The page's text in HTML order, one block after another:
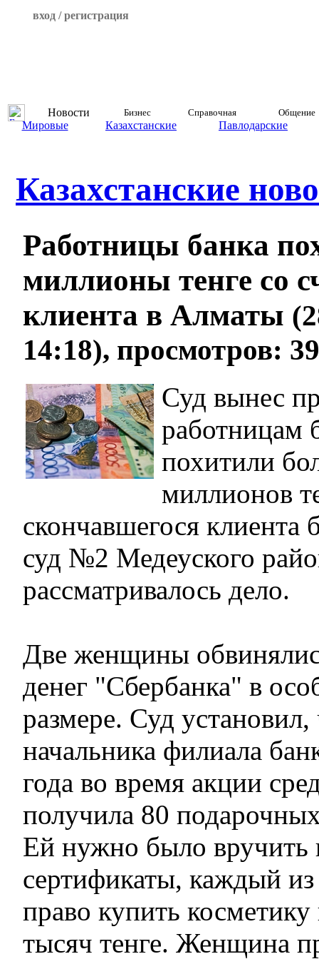
вход / регистрация
Новости Бизнес Справочная Общение
Мировые Казахстанские Павлодарские
Казахстанские
Работницы банка
миллионы тенге со
клиента в Алматы
14:18), просмотров:
Суд вынес
работницам
похитили
миллионов
скончавшегося клиента
суд №2 Медеуского
рассматривалось дело.
Две женщины
денег "Сбербанка" в
размере. Суд установил,
начальника филиала
года во время акции
получила 80
Ей нужно было вручить
сертификаты, каждый
право купить
тысяч тенге. Женщина